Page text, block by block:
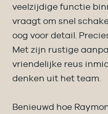
veelzijdige functie
vraagt om snel
oog voor detail.
Met zijn rustige
vriendelijke reus
denken uit het team.
Benieuwd hoe